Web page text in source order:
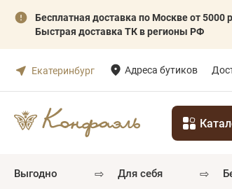
Бесплатная доставка по Москве от 5000 р
Быстрая доставка ТК в регионы РФ
Екатеринбург Адреса бутиков
выгодно ⇨ для себя ⇨